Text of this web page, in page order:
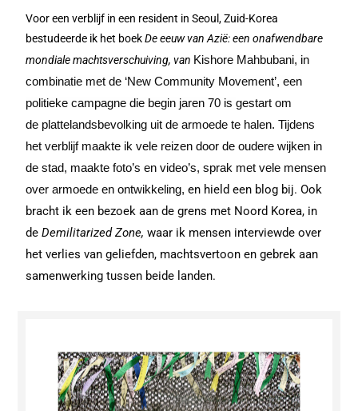
Voor een verblijf in een resident in Seoul, Zuid-Korea
bestudeerde ik het boekDe eeuw van Azië: een onafwendbare
mondiale machtsverschuiving, van Kishore Mahbubani, in
combinatie met de ‘New Community Movement’, een
politieke campagne die begin jaren 70 isgestart om
de plattelandsbevolking uit de armoede te halen.Tijdens
het verblijf maakte ik vele reizen door de oudere wijken in
de stad, maakte foto’s envideo’s, sprak met vele mensen
over armoede en ontwikkeling,en hield een blog bij. Ook
bracht ik een bezoek aan de grens met Noord Korea, in
deDemilitarized Zone,waar ik mensen interviewde over
het verlies van geliefden, machtsvertoon en gebrek aan
samenwerking tussen beide landen.